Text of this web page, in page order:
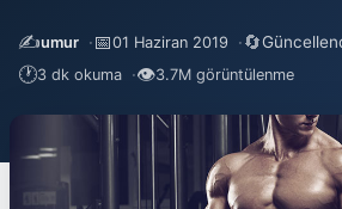
✍️umur 📅01 Haziran 2019 🔄
🕐3 dk okuma 👁3.7M görüntülenme